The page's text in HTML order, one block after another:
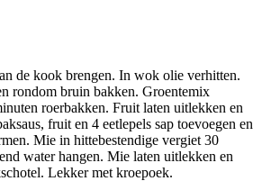
de kook brengen. In wok olie verhitten.
rondom bruin bakken. Groentemix
roerbakken. Fruit laten uitlekken en
fruit en 4 eetlepels sap toevoegen en
Mie in hittebestendige vergiet 30
water hangen. Mie laten uitlekken en
Lekker met kroepoek.